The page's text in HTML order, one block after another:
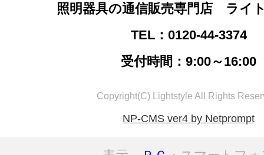
照明器具の通信販売専門店 ライ
TEL：0120-44-3374
受付時間：9:00～16:00
Copyright(C) Lightstyle All Rights
NP-CMS ver4 by Netprompt